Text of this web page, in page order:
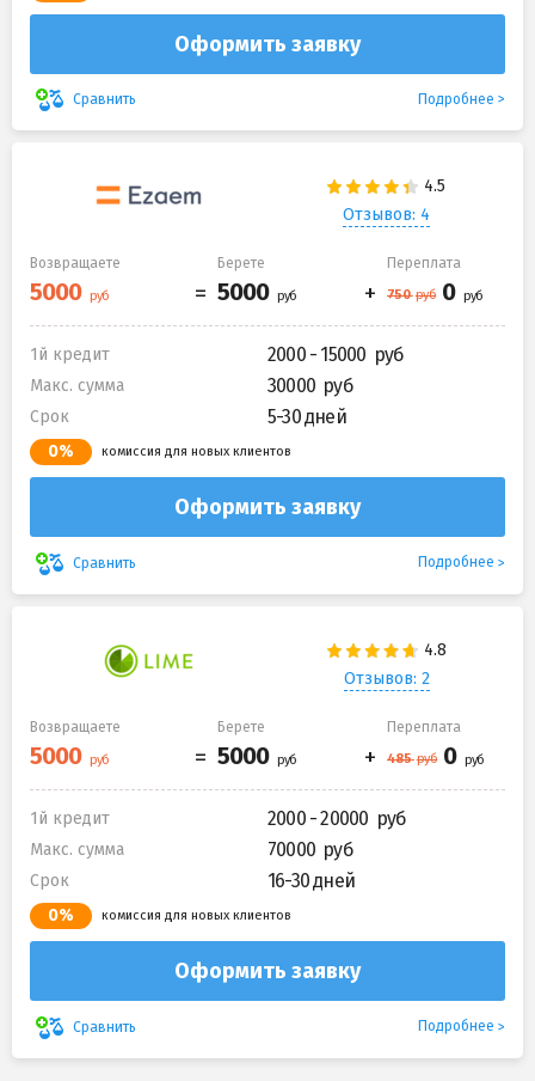
Оформить заявку
Сравнить Подробнее
Отзывов: 4
Возвращаете Берете Переплата
1й кредит 2000 - 15000
Макс. сумма 30000
Срок 5-30 дней
0% комиссия для новых клиентов
Оформить заявку
Сравнить Подробнее
Отзывов: 2
Возвращаете Берете Переплата
1й кредит 2000 - 20000
Макс. сумма 70000
Срок 16-30 дней
0% комиссия для новых клиентов
Оформить заявку
Сравнить Подробнее